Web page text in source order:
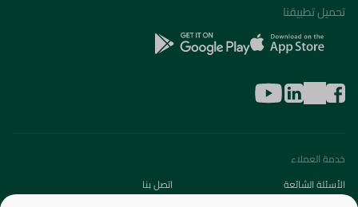
تحميل تطبيقنا
خدمة العملاء
الأسئلة الشائعة
اتصل بنا